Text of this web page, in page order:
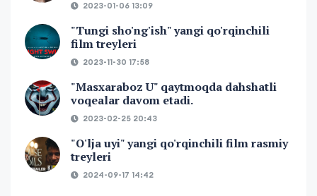
2023-01-06 13:09
"Tungi sho'ng'ish" yangi qo'rqinchili
film treyleri
2023-11-30 17:58
"Masxaraboz U" qaytmoqda dahshatli
voqealar davom etadi.
2023-02-25 20:43
"O'lja uyi" yangi qo'rqinchili film rasmiy
treyleri
2024-09-17 14:42